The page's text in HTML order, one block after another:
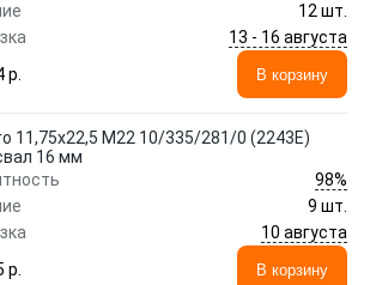
12 шт.
13 - 16 августа
p.
В корзину
11,75x22,5 M22 10/335/281/0 (2243E)
16 мм
98%
9 шт.
10 августа
p.
В корзину